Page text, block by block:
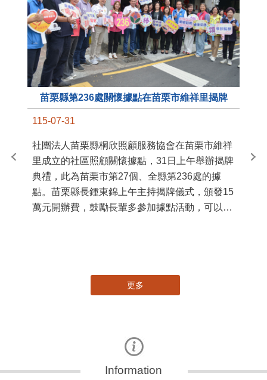
苗栗縣第236處關懷據點在苗栗市維祥里揭牌
115-07-31
社團法人苗栗縣桐欣照顧服務協會在苗栗市維祥
里成立的社區照顧關懷據點，31日上午舉辦揭牌
典禮，此為苗栗市第27個、全縣第236處的據
點。苗栗縣長鍾東錦上午主持揭牌儀式，頒發15
萬元開辦費，鼓勵長輩多參加據點活動，可以更
苗
更多